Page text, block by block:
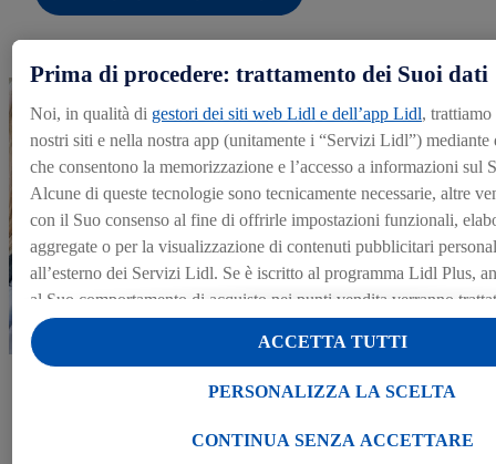
Formazione dedicata
Percorso strutturato che unisce formazione e-learning,
affiancamento sul campo e supporto continuo da parte del
Prima di procedere: trattamento dei Suoi dati
Noi, in qualità di gestori dei siti web Lidl e dell’app Lidl,
nostri siti e nella nostra app (unitamente i “Servizi Lidl”) mediante
che consentono la memorizzazione e l’accesso a informazioni sul
Alcune di queste tecnologie sono tecnicamente necessarie, altre
con il Suo consenso al fine di offrirle impostazioni funzionali,
aggregate o per la visualizzazione di contenuti pubblicitari
all’esterno dei Servizi Lidl. Se è iscritto al programma Lidl Plus,
al Suo comportamento di acquisto nei punti vendita verranno
Alla voce “Personalizza la scelta” può gestire singolarmente le
dei Suoi dati e consultare ulteriori informazioni in merito al
le finalità sopra indicate. Ulteriori informazioni, comprese quelle
CONTINUA SENZA ACCETTARE
PERSONALIZZA LA SCELTA
ACCETTA TUTTI